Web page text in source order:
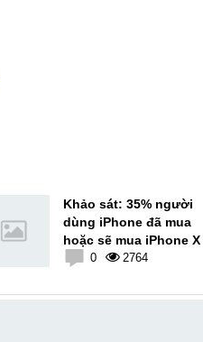
Khảo sát: 35% người
dùng iPhone đã mua
hoặc sẽ mua iPhone X
0 2764